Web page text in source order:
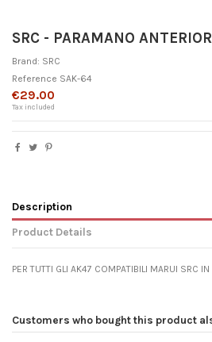
SRC - PARAMANO
Brand: SRC
Reference SAK-64
€29.00
Tax included
Description
Product Details
PER TUTTI GLI AK47 COMPATIBILI MARUI SRC
Customers who bought this product